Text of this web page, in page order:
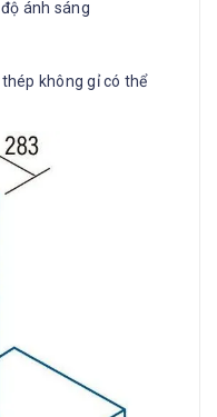
ánh sáng
không gỉ có thể